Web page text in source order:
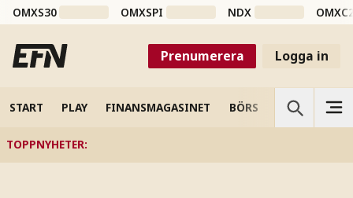
OMXS30 OMXSPI NDX
Prenumerera Logga in
START PLAY FINANSMAGASINET BÖRS VETENSKAP
TOPPNYHETER: